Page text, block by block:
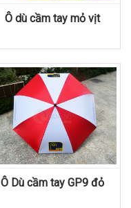
Ô dù cầm tay mỏ vịt
Ô Dù cầm tay GP9 đỏ